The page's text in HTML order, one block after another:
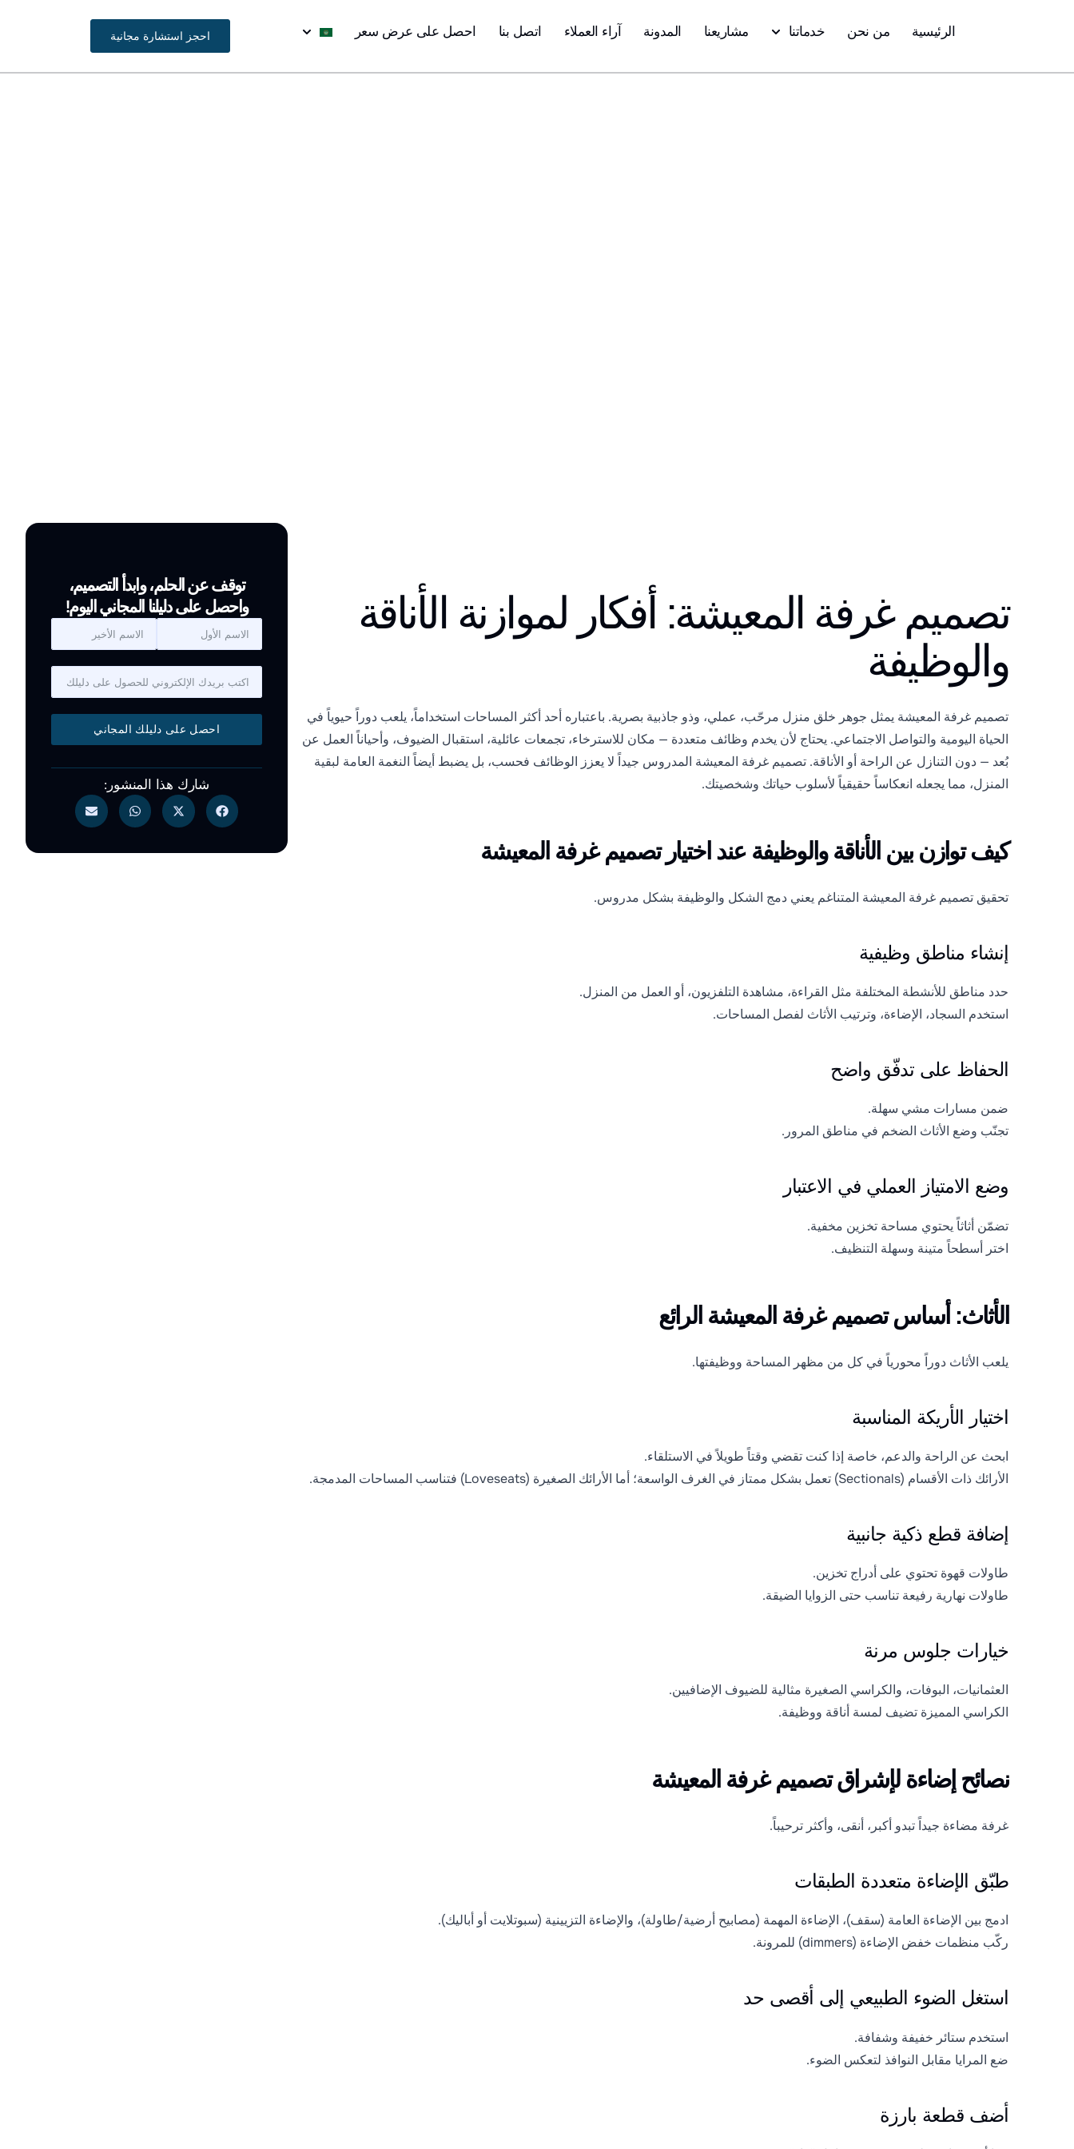
الرئيسية من نحن خدماتنا مشاريعنا المدونة آراء العملاء اتصل بنا احصل على عرض سعر احجز استشارة مجانية
تصميم غرفة المعيشة: أفكار لموازنة الأناقة
والوظيفة
تصميم غرفة المعيشة يمثل جوهر خلق منزل مرحّب، عملي، وذو جاذبية بصرية. باعتباره أحد أكثر المساحات استخداماً، يلعب دوراً حيوياً في
الحياة اليومية والتواصل الاجتماعي. يحتاج لأن يخدم وظائف متعددة — مكان للاسترخاء، تجمعات عائلية، استقبال الضيوف، وأحياناً العمل عن
بُعد — دون التنازل عن الراحة أو الأناقة. تصميم غرفة المعيشة المدروس جيداً لا يعزز الوظائف فحسب، بل يضبط أيضاً النغمة العامة لبقية
المنزل، مما يجعله انعكاساً حقيقياً لأسلوب حياتك وشخصيتك.
كيف توازن بين الأناقة والوظيفة عند اختيار تصميم غرفة المعيشة
تحقيق تصميم غرفة المعيشة المتناغم يعني دمج الشكل والوظيفة بشكل مدروس.
إنشاء مناطق وظيفية
حدد مناطق للأنشطة المختلفة مثل القراءة، مشاهدة التلفزيون، أو العمل من المنزل.
استخدم السجاد، الإضاءة، وترتيب الأثاث لفصل المساحات.
الحفاظ على تدفّق واضح
ضمن مسارات مشي سهلة.
تجنّب وضع الأثاث الضخم في مناطق المرور.
وضع الامتياز العملي في الاعتبار
تضمّن أثاثاً يحتوي مساحة تخزين مخفية.
اختر أسطحاً متينة وسهلة التنظيف.
الأثاث: أساس تصميم غرفة المعيشة الرائع
يلعب الأثاث دوراً محورياً في كل من مظهر المساحة ووظيفتها.
اختيار الأريكة المناسبة
ابحث عن الراحة والدعم، خاصة إذا كنت تقضي وقتاً طويلاً في الاستلقاء.
الأرائك ذات الأقسام (Sectionals) تعمل بشكل ممتاز في الغرف الواسعة؛ أما الأرائك الصغيرة (Loveseats) فتناسب المساحات المدمجة.
إضافة قطع ذكية جانبية
طاولات قهوة تحتوي على أدراج تخزين.
طاولات نهارية رفيعة تناسب حتى الزوايا الضيقة.
خيارات جلوس مرنة
العثمانيات، البوفات، والكراسي الصغيرة مثالية للضيوف الإضافيين.
الكراسي المميزة تضيف لمسة أناقة ووظيفة.
نصائح إضاءة لإشراق تصميم غرفة المعيشة
غرفة مضاءة جيداً تبدو أكبر، أنقى، وأكثر ترحيباً.
طبّق الإضاءة متعددة الطبقات
ادمج بين الإضاءة العامة (سقف)، الإضاءة المهمة (مصابيح أرضية/طاولة)، والإضاءة التزيينية (سبوتلايت أو أباليك).
ركّب منظمات خفض الإضاءة (dimmers) للمرونة.
استغل الضوء الطبيعي إلى أقصى حد
استخدم ستائر خفيفة وشفافة.
ضع المرايا مقابل النوافذ لتعكس الضوء.
أضف قطعة بارزة
توقف عن الحلم، وابدأ التصميم،
واحصل على دليلنا المجاني اليوم!
احصل على دليلك المجاني
شارك هذا المنشور: